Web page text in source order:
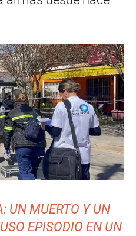
UN MUERTO Y UN
EPISODIO EN UN